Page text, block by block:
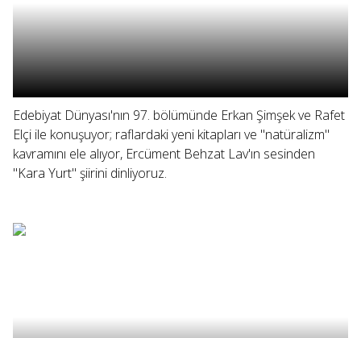
Edebiyat Dünyası'nın 97. bölümünde Erkan Şimşek ve Rafet
Elçi ile konuşuyor; raflardaki yeni kitapları ve "natüralizm"
kavramını ele alıyor, Ercüment Behzat Lav'ın sesinden
"Kara Yurt" şiirini dinliyoruz.